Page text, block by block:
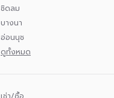
ชิดลม
บางนา
อ่อนนุช
ดูทั้งหมด